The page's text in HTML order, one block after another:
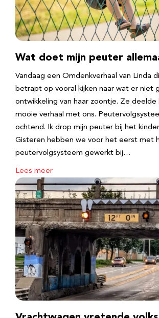
Wat doet mijn peuter
Vandaag een Omdenkverhaal van Linda
betrapt op vooral kijken naar wat er niet
ontwikkeling van haar zoontje. Ze deelde
mooie verhaal met ons.
ochtend. Ik drop mijn peuter bij het
Gisteren hebben we voor het eerst met
peutervolgsysteem gewerkt bij…
Lees meer